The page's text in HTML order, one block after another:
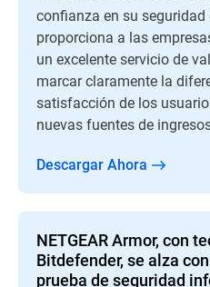
confianza en su
proporciona a las
un excelente servicio de
marcar claramente la
satisfacción de los
nuevas fuentes de
Descargar Ahora
NETGEAR Armor, con
Bitdefender, se alza
prueba de seguridad